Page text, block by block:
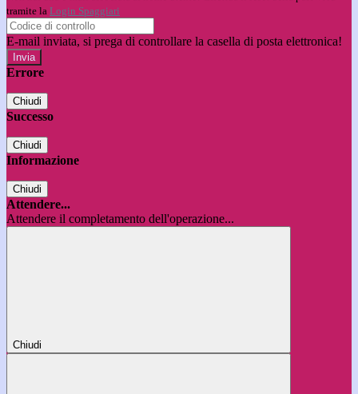
tramite la Login Spaggiari
E-mail inviata, si prega di controllare la casella di posta elettronica!
Errore
Chiudi
Successo
Chiudi
Informazione
Chiudi
Attendere...
Attendere il completamento dell'operazione...
Chiudi